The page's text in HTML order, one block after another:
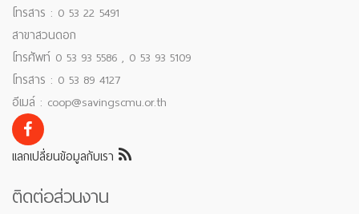
โทรสาร : 0 53 22 5491
สาขาสวนดอก
โทรศัพท์ 0 53 93 5586 , 0 53 93 5109
โทรสาร : 0 53 89 4127
อีเมล์ : coop@savingscmu.or.th
แลกเปลี่ยนข้อมูลกับเรา
ติดต่อส่วนงาน